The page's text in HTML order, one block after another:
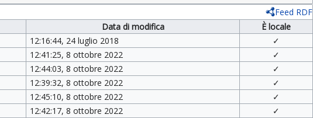
Feed RDF
Data di modifica
È locale
12:16:44, 24 luglio 2018
✓
12:41:25, 8 ottobre 2022
✓
12:44:03, 8 ottobre 2022
✓
12:39:32, 8 ottobre 2022
✓
12:45:10, 8 ottobre 2022
✓
12:42:17, 8 ottobre 2022
✓